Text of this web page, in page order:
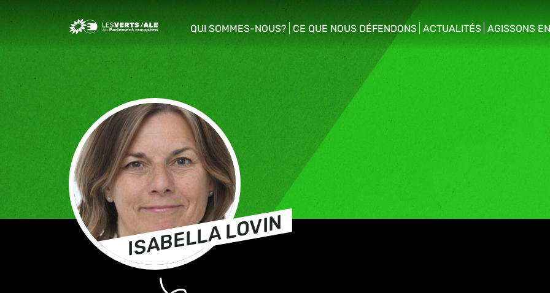
Greens/EFA Home
QUI SOMMES-NOUS?
show/hide sub menu
CE QUE NOUS DÉFENDONS
show/hide sub menu
ACTUALITÉS
show/hide sub menu
AGISSONS
show/hide
ISABELLA LOVIN